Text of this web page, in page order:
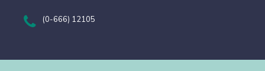
(0-666) 12105